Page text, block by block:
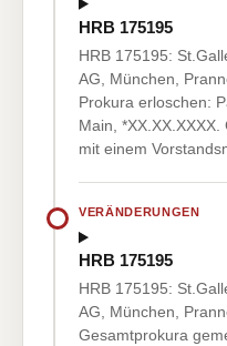
HRB 175195
HRB 175195:
AG, München,
Prokura erloschen:
Main,
mit einem
VERÄNDERUNGEN
HRB 175195
HRB 175195:
AG, München,
Gesamtprokura